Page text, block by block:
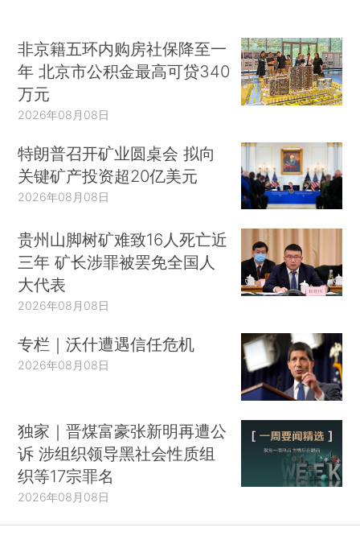
非京籍五环内购房社保降至一
年 北京市公积金最高可贷340
万元
2026年08月08日
特朗普召开矿业圆桌会 拟向
关键矿产投资超20亿美元
2026年08月08日
贵州山脚树矿难致16人死亡近
三年 矿长涉罪被罢免全国人
大代表
2026年08月08日
专栏｜沃什遭遇信任危机
2026年08月08日
独家｜晋煤富豪张新明再遭公
诉 涉组织领导黑社会性质组
织等17宗罪名
2026年08月08日